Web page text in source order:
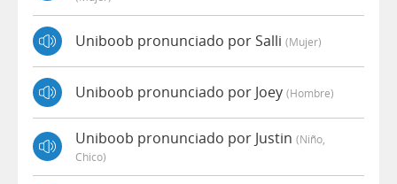
Uniboob pronunciado por Salli (mujer)
Uniboob pronunciado por Joey (hombre)
Uniboob pronunciado por Justin (niño,
Chico)